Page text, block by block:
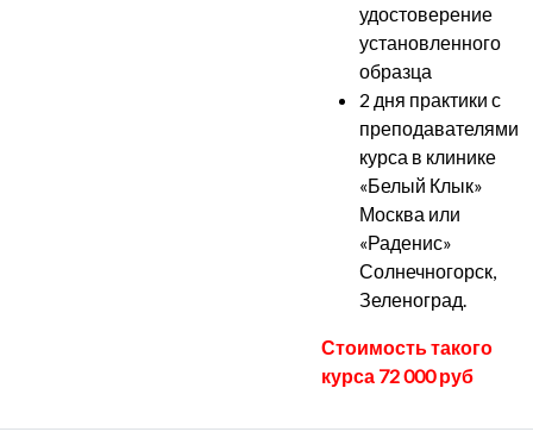
удостоверение
установленного
образца
2 дня практики с
преподавателями
курса в клинике
«Белый Клык»
Москва или
«Раденис»
Солнечногорск,
Зеленоград.
Стоимость такого
курса 72 000 руб